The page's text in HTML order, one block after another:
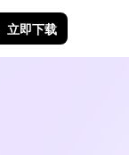
立即下载